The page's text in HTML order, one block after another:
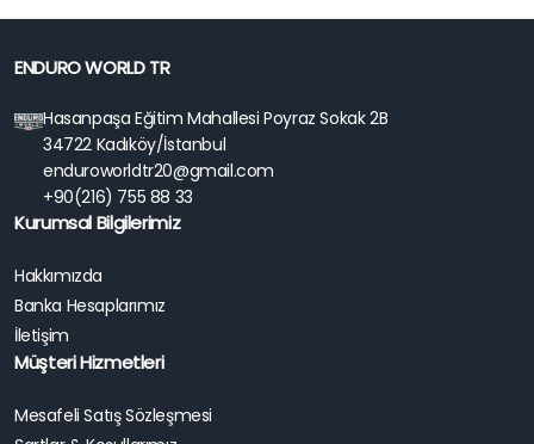
ENDURO WORLD TR
Hasanpaşa Eğitim Mahallesi Poyraz Sokak 2B
34722 Kadıköy/İstanbul
enduroworldtr20@gmail.com
+90(216) 755 88 33
Kurumsal Bilgilerimiz
Hakkımızda
Banka Hesaplarımız
İletişim
Müşteri Hizmetleri
Mesafeli Satış Sözleşmesi